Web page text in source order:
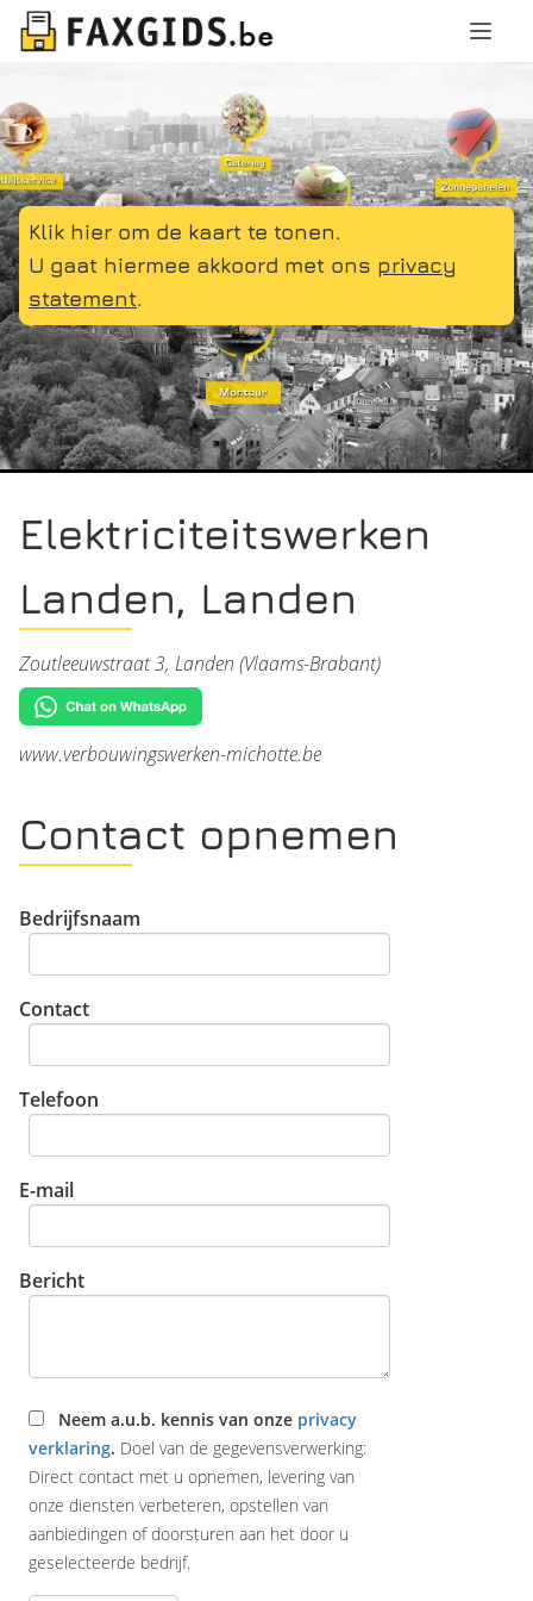
Klik hier om de kaart te tonen.
U gaat hiermee akkoord met ons privacy
statement.
Elektriciteitswerken
Landen, Landen
Zoutleeuwstraat 3, Landen (Vlaams-Brabant)
www.verbouwingswerken-michotte.be
Contact opnemen
Bedrijfsnaam
Contact
Telefoon
E-mail
Bericht
Neem a.u.b. kennis van onze privacy
verklaring. Doel van de gegevensverwerking:
Direct contact met u opnemen, levering van
onze diensten verbeteren, opstellen van
aanbiedingen of doorsturen aan het door u
geselecteerde bedrijf.